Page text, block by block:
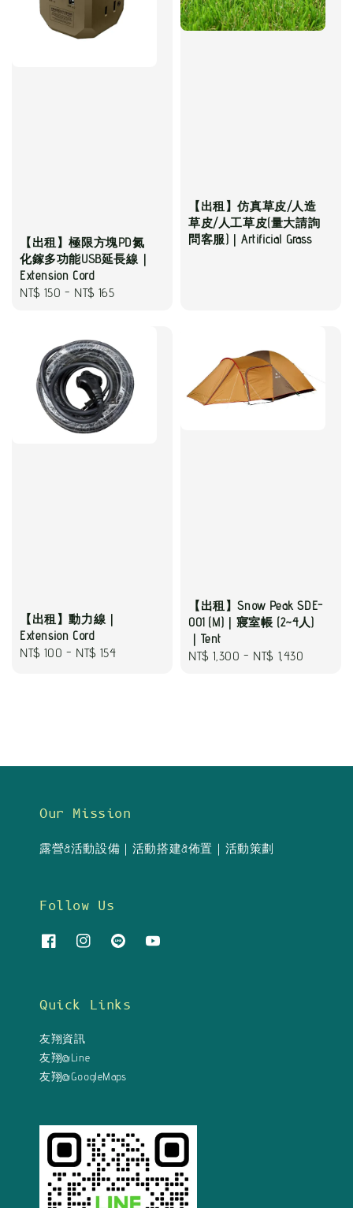
【出租】極限方塊PD氮
化鎵多功能USB延長線｜
Extension Cord
Regular
NT$ 150 - NT$ 165
【出租】仿真草皮/人造
草皮/人工草皮(量大請詢
問客服)｜Artificial Grass
【出租】動力線｜
Extension Cord
Regular
NT$ 100 - NT$ 154
【出租】Snow Peak SDE-
001 (M)｜寢室帳 (2~4人)
｜Tent
Regular
NT$ 1,300 - NT$ 1,430
Our Mission
露營&活動設備｜活動搭建&佈置｜活動策劃
Follow Us
Quick Links
友翔資訊
友翔@Line
友翔@GoogleMaps